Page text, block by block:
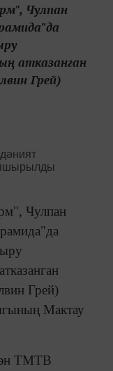
Чулпан
атказанган
Грей)
Чулпан
Грей)
Мактау
ТМТВ